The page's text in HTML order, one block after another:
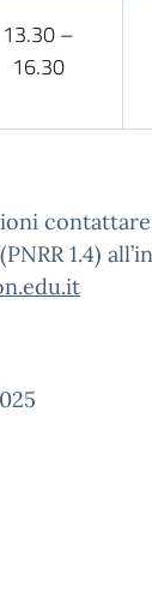
13.30 –
16.30
1.4)